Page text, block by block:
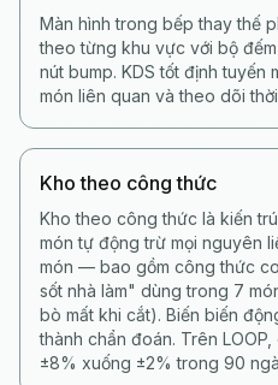
Màn hình trong bếp thay thế
theo từng khu vực với bộ
nút bump. KDS tốt định tuyến
món liên quan và theo dõi
Kho theo công thức
Kho theo công thức là kiến
món tự động trừ mọi nguyên
món — bao gồm công thức
sốt nhà làm" dùng trong 7
bò mất khi cắt). Biến biến
thành chẩn đoán. Trên
±8% xuống ±2% trong 90